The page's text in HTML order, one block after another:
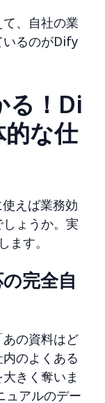
、自社の業
いるのがDify
る！Di
な仕
えば業務効
ょうか。実
ます。
完全自
あの資料はど
のよくある
きく奪いま
ュアルのデー